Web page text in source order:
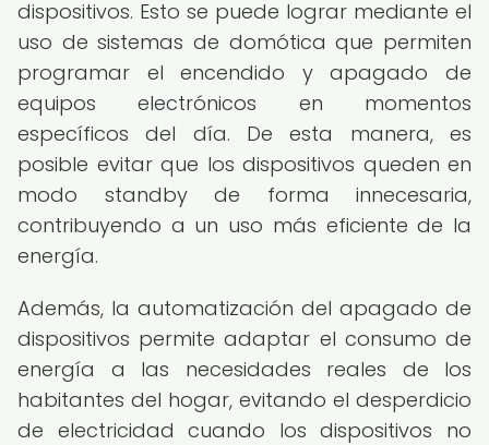
dispositivos. Esto se puede lograr mediante el
uso de sistemas de domótica que permiten
programar el encendido y apagado de
equipos electrónicos en momentos
específicos del día. De esta manera, es
posible evitar que los dispositivos queden en
modo standby de forma innecesaria,
contribuyendo a un uso más eficiente de la
energía.
Además, la automatización del apagado de
dispositivos permite adaptar el consumo de
energía a las necesidades reales de los
habitantes del hogar, evitando el desperdicio
de electricidad cuando los dispositivos no